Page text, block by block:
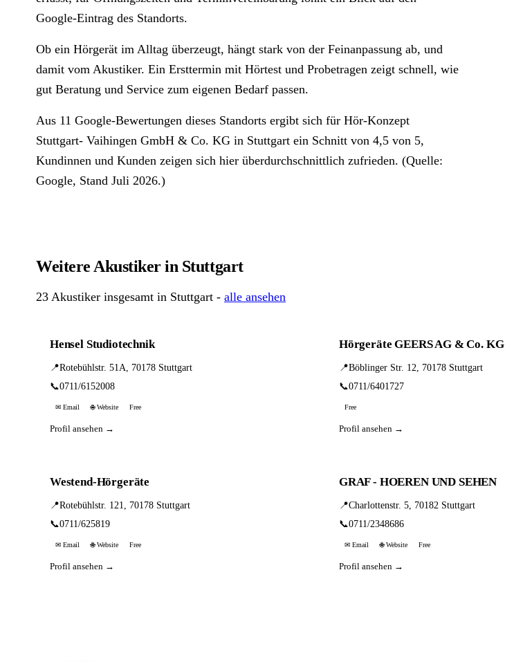
Google-Eintrag des Standorts.
Ob ein Hörgerät im Alltag überzeugt, hängt stark von der Feinanpassung ab, und
damit vom Akustiker. Ein Ersttermin mit Hörtest und Probetragen zeigt schnell, wie
gut Beratung und Service zum eigenen Bedarf passen.
Aus 11 Google-Bewertungen dieses Standorts ergibt sich für Hör-Konzept
Stuttgart- Vaihingen GmbH & Co. KG in Stuttgart ein Schnitt von 4,5 von 5,
Kundinnen und Kunden zeigen sich hier überdurchschnittlich zufrieden. (Quelle:
Google, Stand Juli 2026.)
Weitere Akustiker in Stuttgart
23 Akustiker insgesamt in Stuttgart - alle ansehen
Hensel Studiotechnik
📍Rotebühlstr. 51A, 70178 Stuttgart
📞0711/6152008
✉ Email 🌐 Website Free
Profil ansehen →
Hörgeräte GEERS AG & Co. KG
📍Böblinger Str. 12, 70178 Stuttgart
📞0711/6401727
Free
Profil ansehen →
Westend-Hörgeräte
📍Rotebühlstr. 121, 70178 Stuttgart
📞0711/625819
✉ Email 🌐 Website Free
Profil ansehen →
GRAF - HOEREN UND SEHEN
📍Charlottenstr. 5, 70182 Stuttgart
📞0711/2348686
✉ Email 🌐 Website Free
Profil ansehen →